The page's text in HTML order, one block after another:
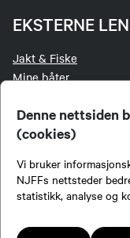
Denne nettsiden
(cookies)
Vi bruker
NJFFs nettsteder
statistikk, analyse og
EKSTERNE
Jakt & Fiske
Mine båter
NJFF-butikken
Login for redaktører
Digitalt
FØLG OSS